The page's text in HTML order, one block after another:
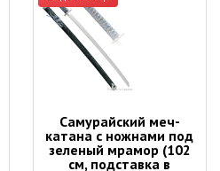
Самурайский меч-
катана с ножнами под
зеленый мрамор (102
см, подставка в